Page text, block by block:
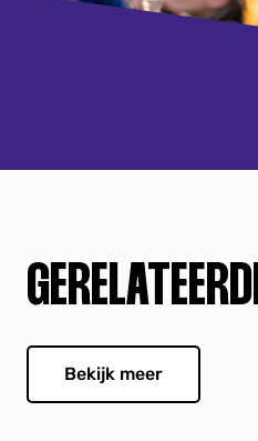
Bekijk meer